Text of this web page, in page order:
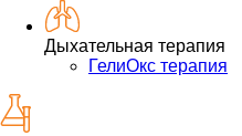
Дыхательная терапия
ГелиОкс терапия